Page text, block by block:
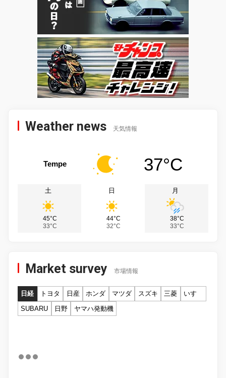
Weather news 天気情報
Tempe 37°C
土
45°C
33°C
日
44°C
32°C
月
38°C
33°C
Market survey 市場情報
日経 トヨタ 日産 ホンダ マツダ スズキ 三菱
いすゞ
SUBARU
日野 ヤマハ発動機